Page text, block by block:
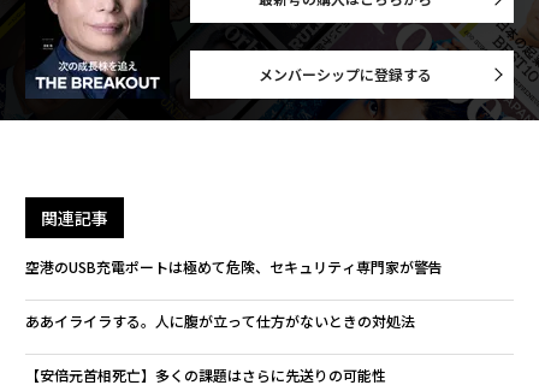
メンバーシップに登録する
関連記事
空港のUSB充電ポートは極めて危険、セキュリティ専門家が警告
ああイライラする。人に腹が立って仕方がないときの対処法
【安倍元首相死亡】多くの課題はさらに先送りの可能性